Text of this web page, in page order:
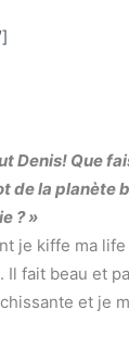
Denis! Que
de la planète
? »
je kiffe ma
Il fait beau et
et je